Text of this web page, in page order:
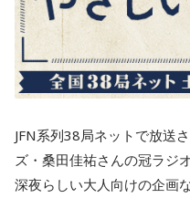
JFN系列38局ネットで放送
ズ・桑田佳祐さんの冠ラジ
深夜らしい大人向けの企画